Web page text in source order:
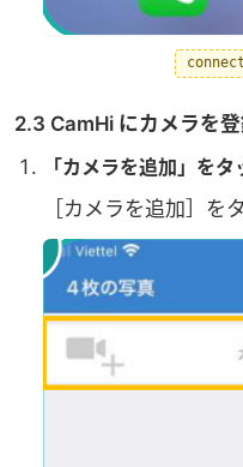
2.3 CamHi にカメラを
「カメラを追加」をタ
［カメラを追加］を